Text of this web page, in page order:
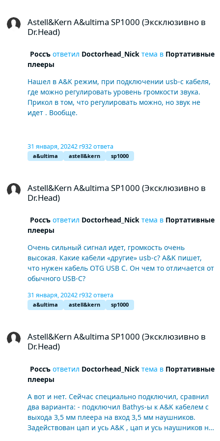
Astell&Kern A&ultima SP1000 (Эксклюзивно в
Dr.Head)
Россъответил Doctorhead_Nickтема в Портативные
плееры
Нашел в A&K режим, при подключении usb-c кабеля,
где можно регулировать уровень громкости звука.
Прикол в том, что регулировать можно, но звук не
идет . Вообще.
31 января, 20242 г932 ответа
a&ultima astell&kern sp1000
Astell&Kern A&ultima SP1000 (Эксклюзивно в
Dr.Head)
Россъответил Doctorhead_Nickтема в Портативные
плееры
Очень сильный сигнал идет, громкость очень
высокая. Какие кабели «другие» usb-c? A&K пишет,
что нужен кабель OTG USB C. Он чем то отличается от
обычного USB-C?
31 января, 20242 г932 ответа
a&ultima astell&kern sp1000
Astell&Kern A&ultima SP1000 (Эксклюзивно в
Dr.Head)
Россъответил Doctorhead_Nickтема в Портативные
плееры
А вот и нет. Сейчас специально подключил, сравнил
два варианта: - подключил Bathys-ы к A&K кабелем с
выхода 3,5 мм плеера на вход 3,5 мм наушников.
Задействован цап и усь A&K , цап и усь наушников не